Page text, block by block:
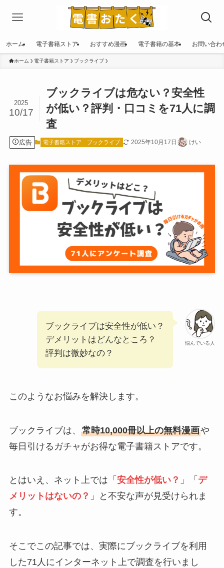
ホーム 電子書籍ストア おすすめ漫画 電子書籍の基本 お問い合わ
ホーム 電子書籍ストア ブックライブ
ブックライブは危ない？安全性
が低い？評判・口コミを71人に調
査
2025
10/17
広告 電子書籍ストア ブックライブ 2025年10月17日 けい
悩んでいる人
ブックライブは安全性が低い？
デメリットはどんなところ？
評判は微妙なの？
このようなお悩みを解決します。
ブックライブは、 常時10,000冊以上の無料漫画や
毎日引けるガチャがお得な電子書籍ストアです。
とはいえ、ネット上では「 安全性が低い？ 」「 デ
メリットはないの？ 」と不安な声が見受けられま
す。
そこでこの記事では、実際にブックライブを利用
した71人にインターネット上で調査を行いまし